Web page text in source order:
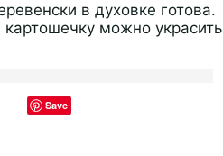
в духовке готова.
можно украсить
Save